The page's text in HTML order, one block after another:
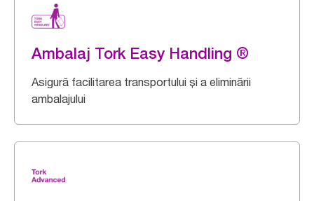
Ambalaj Tork Easy Handling ®
Asigură facilitarea transportului și a eliminării
ambalajului